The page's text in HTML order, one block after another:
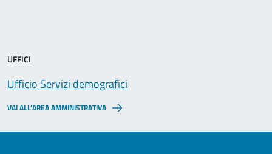
UFFICI
Ufficio Servizi demografici
VAI ALL’AREA AMMINISTRATIVA